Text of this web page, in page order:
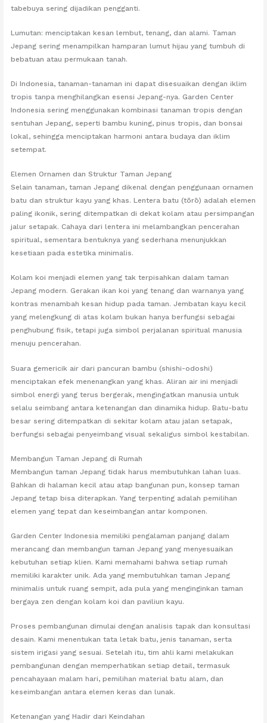
tabebuya sering dijadikan pengganti.
Lumutan: menciptakan kesan lembut, tenang, dan alami. Taman
Jepang sering menampilkan hamparan lumut hijau yang tumbuh di
bebatuan atau permukaan tanah.
Di Indonesia, tanaman-tanaman ini dapat disesuaikan dengan iklim
tropis tanpa menghilangkan esensi Jepang-nya. Garden Center
Indonesia sering menggunakan kombinasi tanaman tropis dengan
sentuhan Jepang, seperti bambu kuning, pinus tropis, dan bonsai
lokal, sehingga menciptakan harmoni antara budaya dan iklim
setempat.
Elemen Ornamen dan Struktur Taman Jepang
Selain tanaman, taman Jepang dikenal dengan penggunaan ornamen
batu dan struktur kayu yang khas. Lentera batu (tōrō) adalah elemen
paling ikonik, sering ditempatkan di dekat kolam atau persimpangan
jalur setapak. Cahaya dari lentera ini melambangkan pencerahan
spiritual, sementara bentuknya yang sederhana menunjukkan
kesetiaan pada estetika minimalis.
Kolam koi menjadi elemen yang tak terpisahkan dalam taman
Jepang modern. Gerakan ikan koi yang tenang dan warnanya yang
kontras menambah kesan hidup pada taman. Jembatan kayu kecil
yang melengkung di atas kolam bukan hanya berfungsi sebagai
penghubung fisik, tetapi juga simbol perjalanan spiritual manusia
menuju pencerahan.
Suara gemericik air dari pancuran bambu (shishi-odoshi)
menciptakan efek menenangkan yang khas. Aliran air ini menjadi
simbol energi yang terus bergerak, mengingatkan manusia untuk
selalu seimbang antara ketenangan dan dinamika hidup. Batu-batu
besar sering ditempatkan di sekitar kolam atau jalan setapak,
berfungsi sebagai penyeimbang visual sekaligus simbol kestabilan.
Membangun Taman Jepang di Rumah
Membangun taman Jepang tidak harus membutuhkan lahan luas.
Bahkan di halaman kecil atau atap bangunan pun, konsep taman
Jepang tetap bisa diterapkan. Yang terpenting adalah pemilihan
elemen yang tepat dan keseimbangan antar komponen.
Garden Center Indonesia memiliki pengalaman panjang dalam
merancang dan membangun taman Jepang yang menyesuaikan
kebutuhan setiap klien. Kami memahami bahwa setiap rumah
memiliki karakter unik. Ada yang membutuhkan taman Jepang
minimalis untuk ruang sempit, ada pula yang menginginkan taman
bergaya zen dengan kolam koi dan paviliun kayu.
Proses pembangunan dimulai dengan analisis tapak dan konsultasi
desain. Kami menentukan tata letak batu, jenis tanaman, serta
sistem irigasi yang sesuai. Setelah itu, tim ahli kami melakukan
pembangunan dengan memperhatikan setiap detail, termasuk
pencahayaan malam hari, pemilihan material batu alam, dan
keseimbangan antara elemen keras dan lunak.
Ketenangan yang Hadir dari Keindahan